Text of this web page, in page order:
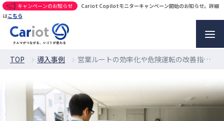
キャンペーンのお知らせ
Cariot Copilotモニターキャンペーン開始のお知らせ。詳細
はこちら
TOP 導入事例 営業ルートの効率化や危険運転の改善指導を行った導入事例